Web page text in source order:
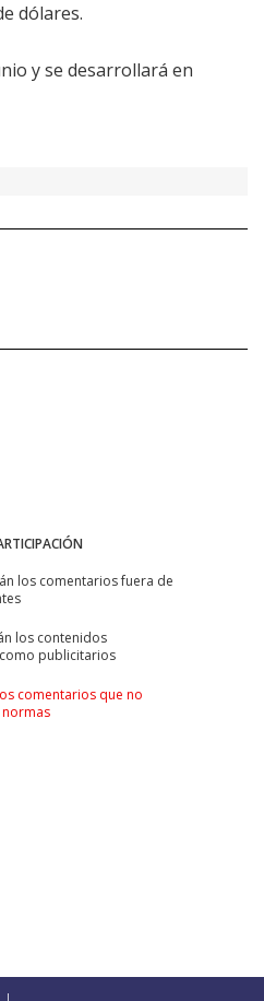
dólares.
y se desarrollará en
los comentarios fuera de
los contenidos
publicitarios
comentarios que no
normas